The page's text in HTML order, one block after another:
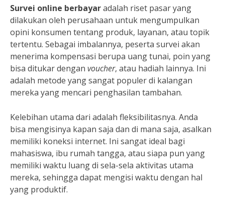
Survei online berbayaradalah riset pasar yang
dilakukan oleh perusahaan untuk mengumpulkan
opini konsumen tentang produk, layanan, atau topik
tertentu. Sebagai imbalannya, peserta survei akan
menerima kompensasi berupa uang tunai, poin yang
bisa ditukar dengan voucher, atau hadiah lainnya. Ini
adalah metode yang sangat populer di kalangan
mereka yang mencari penghasilan tambahan.
Kelebihan utama dari adalah fleksibilitasnya. Anda
bisa mengisinya kapan saja dan di mana saja, asalkan
memiliki koneksi internet. Ini sangat ideal bagi
mahasiswa, ibu rumah tangga, atau siapa pun yang
memiliki waktu luang di sela-sela aktivitas utama
mereka, sehingga dapat mengisi waktu dengan hal
yang produktif.